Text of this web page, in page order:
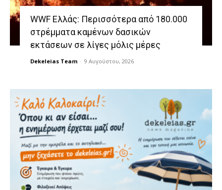
WWF Ελλάς: Περισσότερα από 180.000
στρέμματα καμένων δασικών
εκτάσεων σε λίγες μόλις μέρες
Dekeleias Team - 9 Αυγούστου, 2026